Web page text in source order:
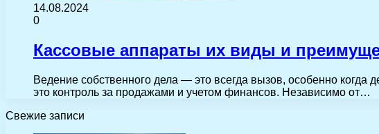
14.08.2024
0
Кассовые аппараты их виды и
Ведение собственного дела — это всегда вызов, особенно
это контроль за продажами и учетом финансов. Независимо от…
Свежие записи